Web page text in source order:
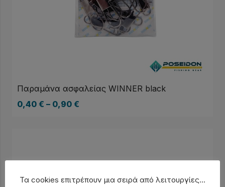
Παραμάνα ασφαλείας WINNER black
0,40 € – 0,90 €
Τα cookies επιτρέπουν μια σειρά από λειτουργίες...